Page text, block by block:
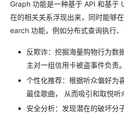
Graph 功能是一种基于 API 和基于
在的相关关系浮现出来，同时能够
earch 功能，例如分布式查询执行、
反欺诈：挖掘海量购物行为数
主对一组信用卡被盗事件负责。
个性化推荐：根据听众偏好为
最佳歌曲， 从而吸引和取悦听
安全分析：发现潜在的破坏分